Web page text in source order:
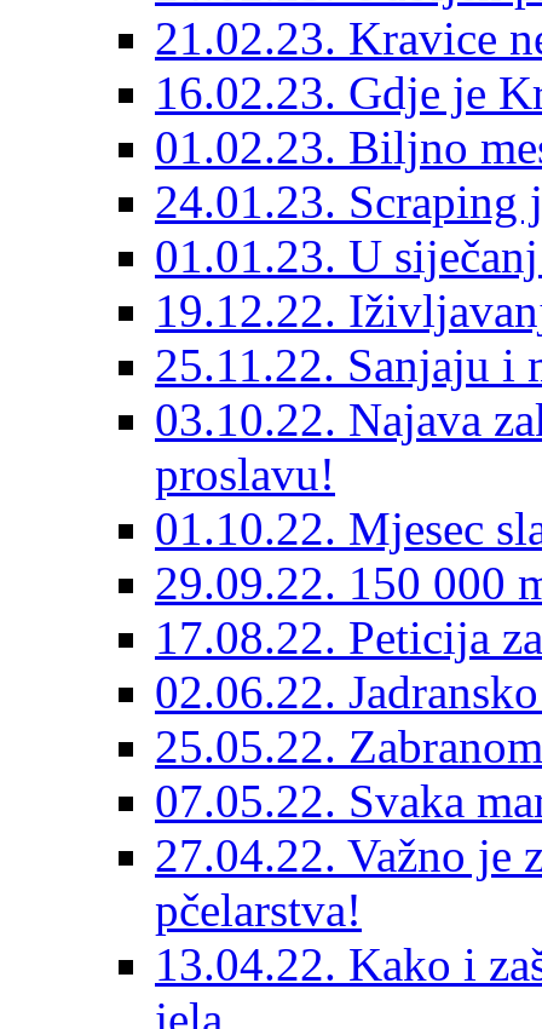
21.02.23. Kravice
16.02.23. Gdje je
01.02.23. Biljno
24.01.23. Scraping
01.01.23. U
19.12.22.
25.11.22. Sanjaju i
03.10.22. Najava
proslavu!
01.10.22. Mjesec
29.09.22. 150 000
17.08.22. Peticija
02.06.22.
25.05.22.
07.05.22. Svaka
27.04.22. Važno je
pčelarstva!
13.04.22. Kako i
jela